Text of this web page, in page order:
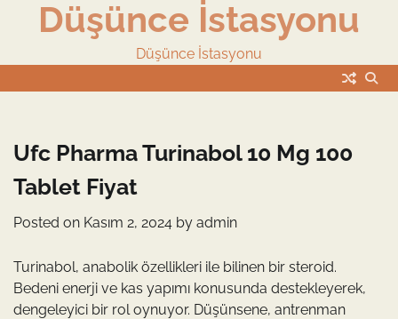
Düşünce İstasyonu
Düşünce İstasyonu
Ufc Pharma Turinabol 10 Mg 100
Tablet Fiyat
Posted on Kasım 2, 2024 by admin
Turinabol, anabolik özellikleri ile bilinen bir steroid.
Bedeni enerji ve kas yapımı konusunda destekleyerek,
dengeleyici bir rol oynuyor. Düşünsene, antrenman